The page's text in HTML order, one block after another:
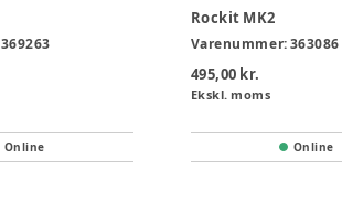
369263
Online
Rockit MK2
Varenummer:363086
495,00 kr.
Ekskl. moms
Online